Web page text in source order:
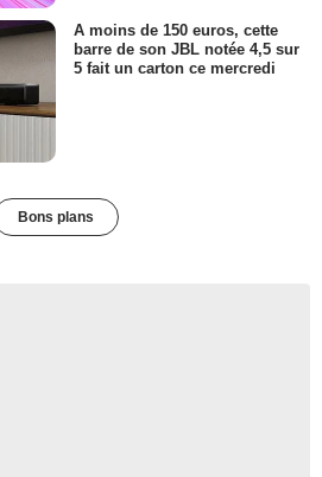
A moins de 150 euros, cette
barre de son JBL notée 4,5 sur
5 fait un carton ce mercredi
Bons plans